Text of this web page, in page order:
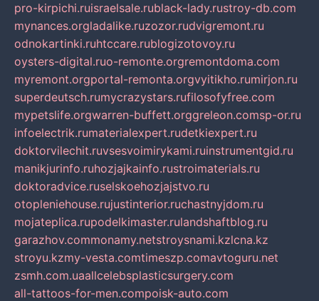
pro-kirpichi.ruisraelsale.rublack-lady.rustroy-db.com
mynances.orgladalike.ruzozor.rudvigremont.ru
odnokartinki.ruhtccare.rublogizotovoy.ru
oysters-digital.ruo-remonte.orgremontdoma.com
myremont.orgportal-remonta.orgvyitikho.rumirjon.ru
superdeutsch.rumycrazystars.rufilosofyfree.com
mypetslife.orgwarren-buffett.orggreleon.comsp-or.ru
infoelectrik.rumaterialexpert.rudetkiexpert.ru
doktorvilechit.ruvsesvoimirykami.ruinstrumentgid.ru
manikjurinfo.ruhozjajkainfo.rustroimaterials.ru
doktoradvice.ruselskoehozjajstvo.ru
otopleniehouse.rujustinterior.ruchastnyjdom.ru
mojateplica.rupodelkimaster.rulandshaftblog.ru
garazhov.commonamy.netstroysnami.kzlcna.kz
stroyu.kzmy-vesta.comtimeszp.comavtoguru.net
zsmh.com.uaallcelebsplasticsurgery.com
all-tattoos-for-men.compoisk-auto.com